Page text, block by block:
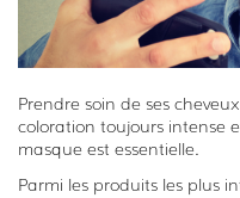
Prendre soin de ses
coloration toujours intense
masque est essentielle.
Parmi les produits les plus